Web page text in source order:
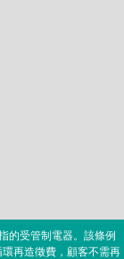
的受管制電器。該條例
再造徵費，顧客不需再